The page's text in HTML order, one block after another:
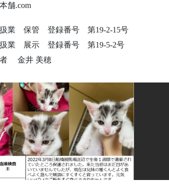
舗.com​
扱業 保管 登録番号 第19-2-15号​
扱業 展示 登録番号 第19-5-2号​
者 金井 美穂